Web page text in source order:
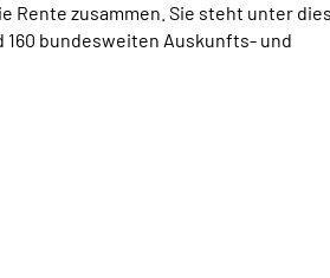
Rente zusammen. Sie steht unter
160 bundesweiten Auskunfts- und